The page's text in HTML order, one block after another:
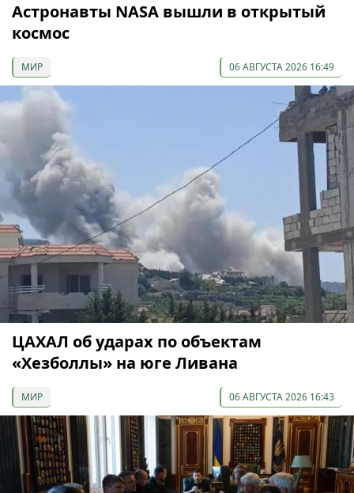
Астронавты NASA вышли в открытый
космос
МИР 06 АВГУСТА 2026 16:49
ЦАХАЛ об ударах по объектам
«Хезболлы» на юге Ливана
МИР 06 АВГУСТА 2026 16:43